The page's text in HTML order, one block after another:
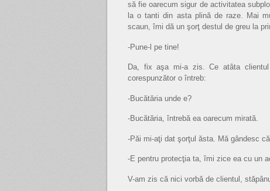
să fie oarecum sigur de activitatea
la o tanti din asta plină de raze. Mai
scaun, îmi dă un şorţ destul de greu la
-Pune-l pe tine!
Da, fix aşa mi-a zis. Ce atâta
corespunzător o întreb:
-Bucătăria unde e?
-Bucătăria, întrebă ea oarecum mirată.
-Păi mi-aţi dat şorţul ăsta. Mă gândesc
-E pentru protecţia ta, îmi zice ea cu un
V-am zis că nici vorbă de clientul,